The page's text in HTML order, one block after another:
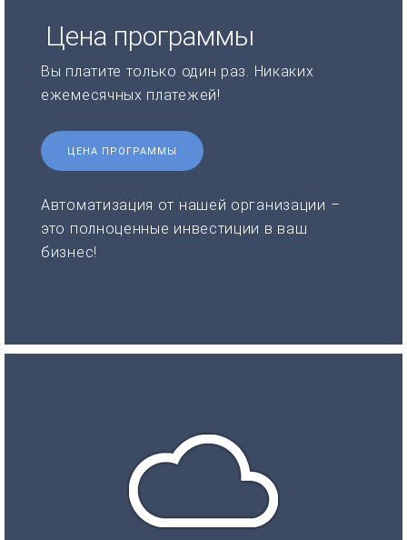
Цена программы
Вы платите только один раз. Никаких
ежемесячных платежей!
ЦЕНА ПРОГРАММЫ
Автоматизация от нашей организации –
это полноценные инвестиции в ваш
бизнес!